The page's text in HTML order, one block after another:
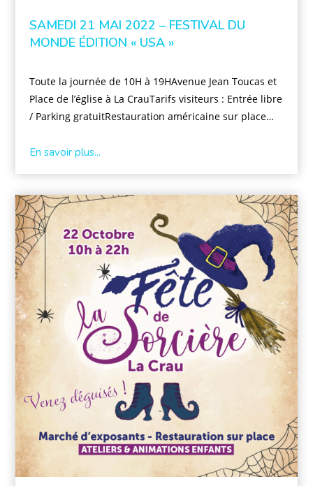
SAMEDI 21 MAI 2022 – FESTIVAL DU
MONDE ÉDITION « USA »
Toute la journée de 10H à 19HAvenue Jean Toucas et
Place de l’église à La CrauTarifs visiteurs : Entrée libre
/ Parking gratuitRestauration américaine sur place…
En savoir plus...